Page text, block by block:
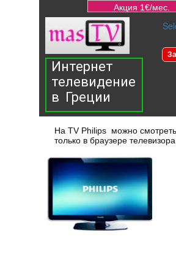
Интернет
телевидение
в Греции
Акция 1€/мес.
На TV Philips можно
только в браузере телевизора.